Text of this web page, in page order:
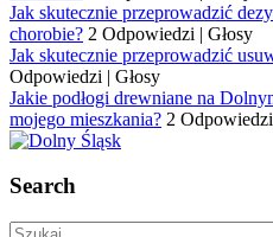
Jak skutecznie przeprowadzić
chorobie? 2 Odpowiedzi | Głosy
Jak skutecznie przeprowadzić
Odpowiedzi | Głosy
Jakie podłogi drewniane na
mojego mieszkania? 2 Odpowiedzi
Search